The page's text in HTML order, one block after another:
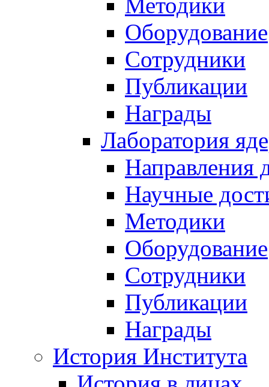
Оборудование
Сотрудники
Публикации
Награды
Лаборатория
Направления
Научные
Методики
Оборудование
Сотрудники
Публикации
Награды
История Института